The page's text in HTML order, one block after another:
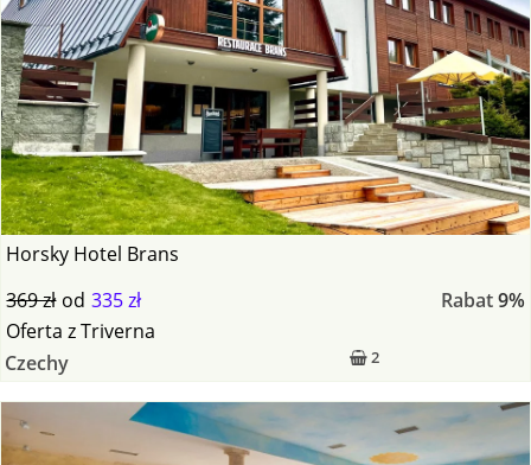
Horsky Hotel Brans
369 zł od 335 zł Rabat9%
2
Oferta zTriverna
Czechy